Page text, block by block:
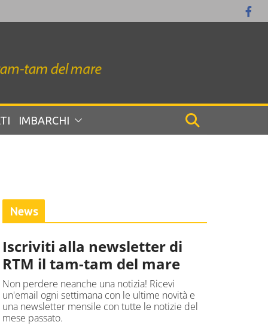
IMBARCHI
News
Iscriviti alla newsletter di
RTM il tam-tam del mare
Non perdere neanche una notizia! Ricevi
un'email ogni settimana con le ultime novità e
una newsletter mensile con tutte le notizie del
mese passato.